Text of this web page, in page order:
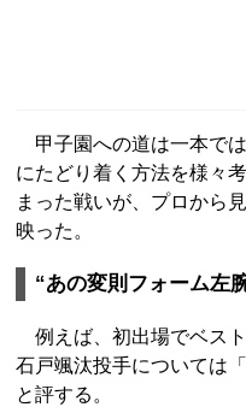
甲子園への道は一本で
にたどり着く方法を様々
まった戦いが、プロから
映った。
“あの変則フォーム左
例えば、初出場でベス
石戸颯汰投手については
と評する。